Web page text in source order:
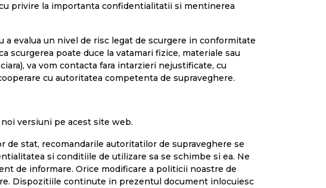
privire la importanta confidentialitatii si mentinerea
evalua un nivel de risc legat de scurgere in conformitate
scurgerea poate duce la vatamari fizice, materiale sau
va vom contacta fara intarzieri nejustificate, cu
cu autoritatea competenta de supraveghere.
versiuni pe acest site web.
stat, recomandarile autoritatilor de supraveghere se
si conditiile de utilizare sa se schimbe si ea. Ne
de informare. Orice modificare a politicii noastre de
Dispozitiile continute in prezentul document inlocuiesc